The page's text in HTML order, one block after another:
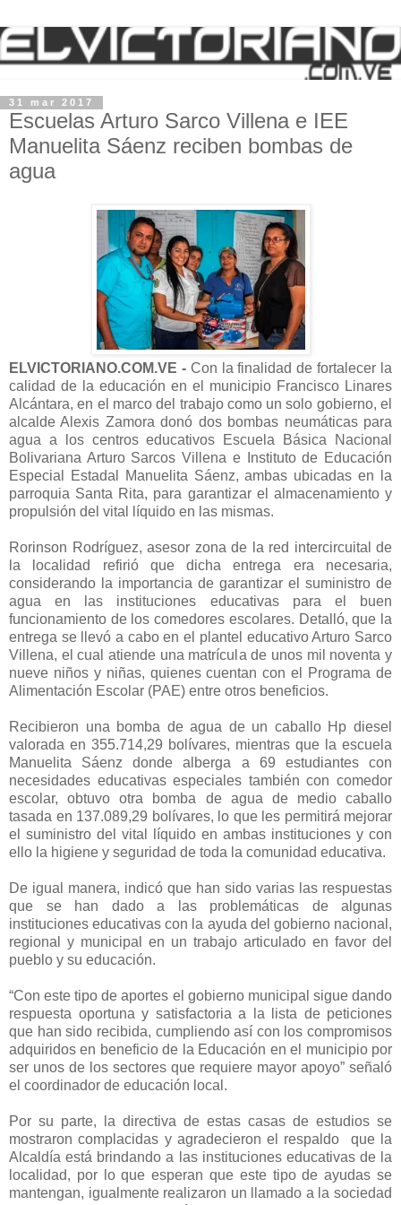
31 mar 2017
Escuelas Arturo Sarco Villena e IEE
Manuelita Sáenz reciben bombas de
agua
ELVICTORIANO.COM.VE - Con la finalidad de fortalecer la
calidad de la educación en el municipio Francisco Linares
Alcántara, en el marco del trabajo como un solo gobierno, el
alcalde Alexis Zamora donó dos bombas neumáticas para
agua a los centros educativos Escuela Básica Nacional
Bolivariana Arturo Sarcos Villena e Instituto de Educación
Especial Estadal Manuelita Sáenz, ambas ubicadas en la
parroquia Santa Rita, para garantizar el almacenamiento y
propulsión del vital líquido en las mismas.
Rorinson Rodríguez, asesor zona de la red intercircuital de
la localidad refirió que dicha entrega era necesaria,
considerando la importancia de garantizar el suministro de
agua en las instituciones educativas para el buen
funcionamiento de los comedores escolares. Detalló, que la
entrega se llevó a cabo en el plantel educativo Arturo Sarco
Villena, el cual atiende una matrícula de unos mil noventa y
nueve niños y niñas, quienes cuentan con el Programa de
Alimentación Escolar (PAE) entre otros beneficios.
Recibieron una bomba de agua de un caballo Hp diesel
valorada en 355.714,29 bolívares, mientras que la escuela
Manuelita Sáenz donde alberga a 69 estudiantes con
necesidades educativas especiales también con comedor
escolar, obtuvo otra bomba de agua de medio caballo
tasada en 137.089,29 bolívares, lo que les permitirá mejorar
el suministro del vital líquido en ambas instituciones y con
ello la higiene y seguridad de toda la comunidad educativa.
De igual manera, indicó que han sido varias las respuestas
que se han dado a las problemáticas de algunas
instituciones educativas con la ayuda del gobierno nacional,
regional y municipal en un trabajo articulado en favor del
pueblo y su educación.
“Con este tipo de aportes el gobierno municipal sigue dando
respuesta oportuna y satisfactoria a la lista de peticiones
que han sido recibida, cumpliendo así con los compromisos
adquiridos en beneficio de la Educación en el municipio por
ser unos de los sectores que requiere mayor apoyo” señaló
el coordinador de educación local.
Por su parte, la directiva de estas casas de estudios se
mostraron complacidas y agradecieron el respaldo que la
Alcaldía está brindando a las instituciones educativas de la
localidad, por lo que esperan que este tipo de ayudas se
mantengan, igualmente realizaron un llamado a la sociedad